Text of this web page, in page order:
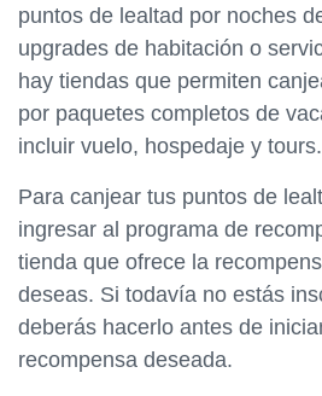
puntos de lealtad por noches
upgrades de habitación o
hay tiendas que permiten
por paquetes completos de
incluir vuelo, hospedaje y tours.
Para canjear tus puntos de
ingresar al programa de
tienda que ofrece la
deseas. Si todavía no estás
deberás hacerlo antes de
recompensa deseada.